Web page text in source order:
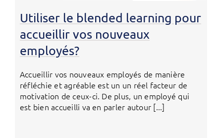
Utiliser le blended learning pour
accueillir vos nouveaux
employés?
Accueillir vos nouveaux employés de manière
réfléchie et agréable est un un réel facteur de
motivation de ceux-ci. De plus, un employé qui
est bien accueilli va en parler autour [...]